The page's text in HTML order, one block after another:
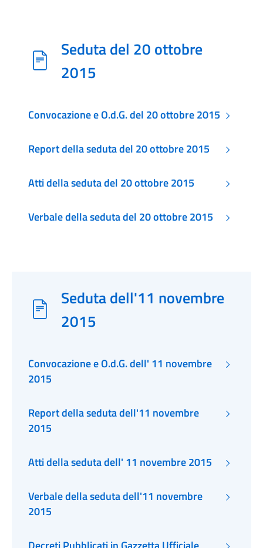
Seduta del 20 ottobre
2015
Convocazione e O.d.G. del 20 ottobre 2015
Report della seduta del 20 ottobre 2015
Atti della seduta del 20 ottobre 2015
Verbale della seduta del 20 ottobre 2015
Seduta dell'11 novembre
2015
Convocazione e O.d.G. dell' 11 novembre
2015
Report della seduta dell'11 novembre
2015
Atti della seduta dell' 11 novembre 2015
Verbale della seduta dell'11 novembre
2015